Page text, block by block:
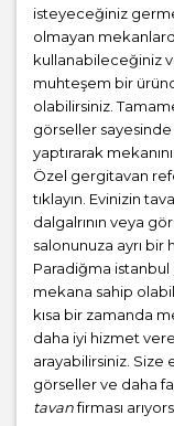
isteyeceğiniz
olmayan
kullanabileceğiniz
muhteşem bir
olabilirsiniz.
görseller
yaptırarak
Özel gergitavan
tıklayın. Evinizin
dalgalrının veya
salonunuza ayrı bir
Paradiğma istanbul
mekana sahip
kısa bir zamanda
daha iyi hizmet
arayabilirsiniz. Size
görseller ve daha
tavanfirması